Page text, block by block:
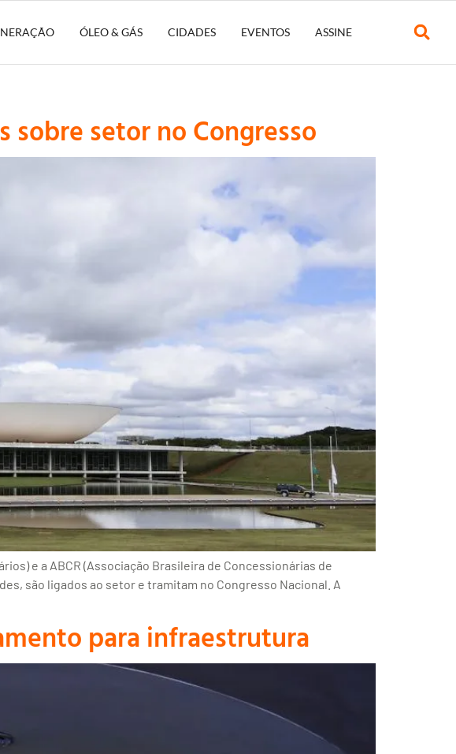
ÓLEO & GÁS CIDADES EVENTOS ASSINE
sobre setor no Congresso
e a ABCR (Associação Brasileira de Concessionárias de
são ligados ao setor e tramitam no Congresso Nacional. A
para infraestrutura